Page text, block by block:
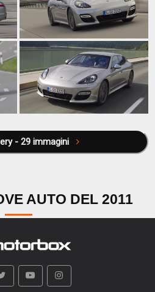
Tutta la gallery - 29 immagini
AUTO DEL 2011